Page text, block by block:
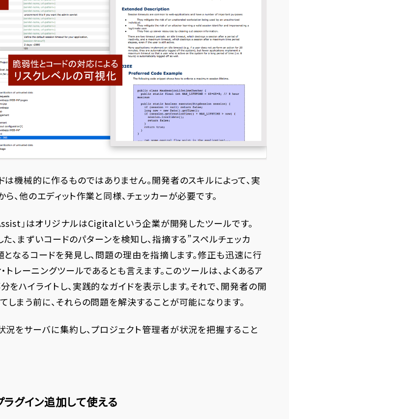
は機械的に作るものではありません。開発者のスキルによって、実
、他のエディット作業と同様、チェッカーが必要です。
」はオリジナルはCigitalという企業が開発したツールです。
まずいコードのパターンを検知し、指摘する”スペルチェッカ
なるコードを発見し、問題の理由を指摘します。修正も迅速に行
トレーニングツールであるとも言えます。このツールは、よくあるア
をハイライトし、実践的なガイドを表示します。それで、開発者の開
しまう前に、それらの問題を解決することが可能になります。
況をサーバに集約し、プロジェクト管理者が状況を把握すること
グイン追加して使える